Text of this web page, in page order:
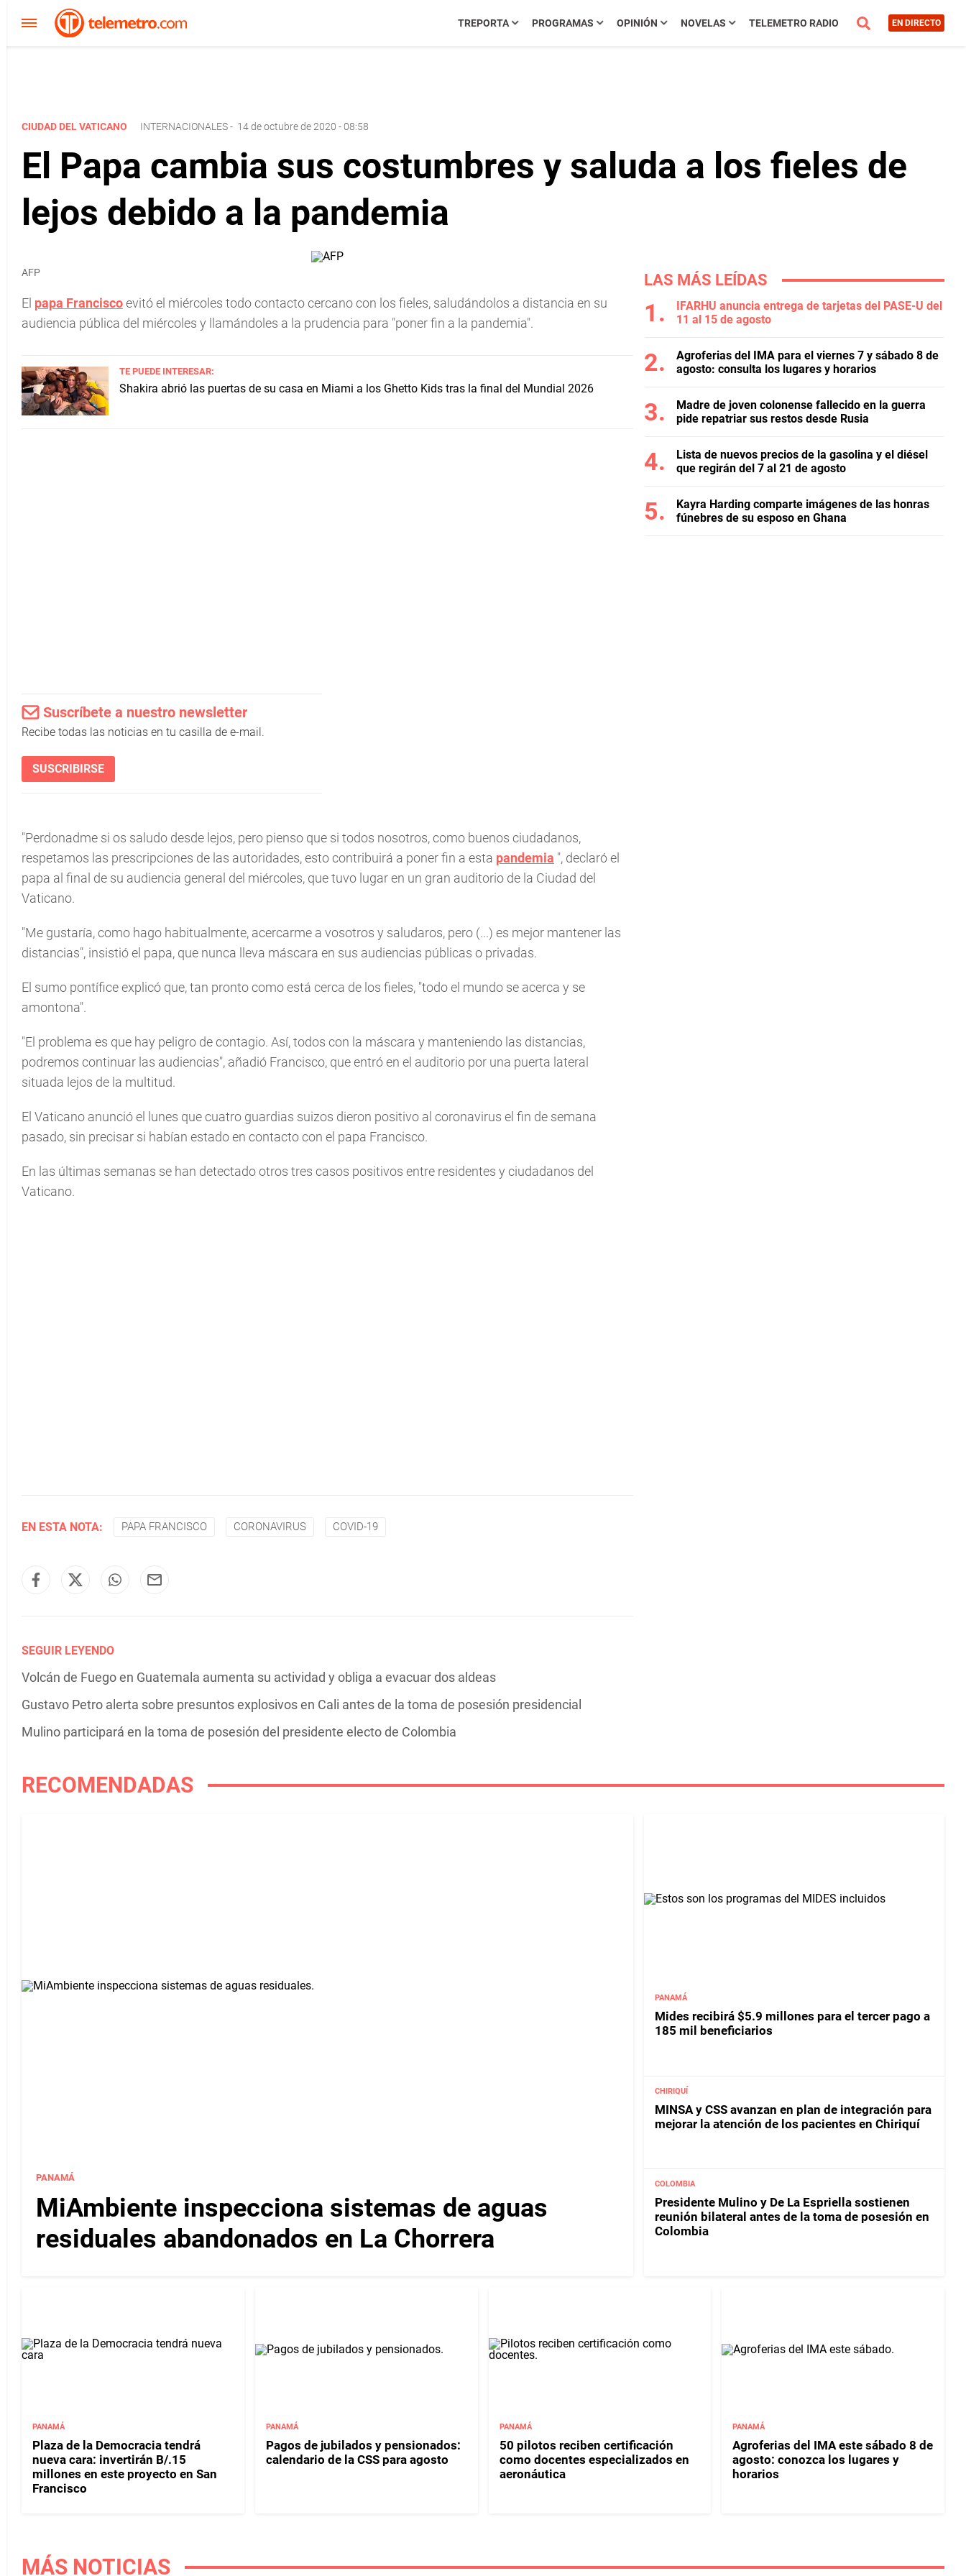
TREPORTA PROGRAMAS OPINIÓN NOVELAS TELEMETRO RADIO EN DIRECTO
CIUDAD DEL VATICANO INTERNACIONALES- 14 de octubre de 2020 - 08:58
El Papa cambia sus costumbres y saluda a los fieles de
lejos debido a la pandemia
AFP
El papa Franciscoevitó el miércoles todo contacto cercano con los fieles, saludándolos a distancia en su
audiencia pública del miércoles y llamándoles a la prudencia para "poner fin a la pandemia".
TE PUEDE INTERESAR:
Shakira abrió las puertas de su casa en Miami a los Ghetto Kids tras la final del Mundial 2026
Suscríbete a nuestro newsletter
Recibe todas las noticias en tu casilla de e-mail.
SUSCRIBIRSE
"Perdonadme si os saludo desde lejos, pero pienso que si todos nosotros, como buenos ciudadanos,
respetamos las prescripciones de las autoridades, esto contribuirá a poner fin a esta pandemia ", declaró el
papa al final de su audiencia general del miércoles, que tuvo lugar en un gran auditorio de la Ciudad del
Vaticano.
"Me gustaría, como hago habitualmente, acercarme a vosotros y saludaros, pero (...) es mejor mantener las
distancias", insistió el papa, que nunca lleva máscara en sus audiencias públicas o privadas.
El sumo pontífice explicó que, tan pronto como está cerca de los fieles, "todo el mundo se acerca y se
amontona".
"El problema es que hay peligro de contagio. Así, todos con la máscara y manteniendo las distancias,
podremos continuar las audiencias", añadió Francisco, que entró en el auditorio por una puerta lateral
situada lejos de la multitud.
El Vaticano anunció el lunes que cuatro guardias suizos dieron positivo al coronavirus el fin de semana
pasado, sin precisar si habían estado en contacto con el papa Francisco.
En las últimas semanas se han detectado otros tres casos positivos entre residentes y ciudadanos del
Vaticano.
EN ESTA NOTA: PAPA FRANCISCO CORONAVIRUS COVID-19
SEGUIR LEYENDO
Volcán de Fuego en Guatemala aumenta su actividad y obliga a evacuar dos aldeas
Gustavo Petro alerta sobre presuntos explosivos en Cali antes de la toma de posesión presidencial
Mulino participará en la toma de posesión del presidente electo de Colombia
LAS MÁS LEÍDAS
IFARHU anuncia entrega de tarjetas del PASE-U del
11 al 15 de agosto
Agroferias del IMA para el viernes 7 y sábado 8 de
agosto: consulta los lugares y horarios
Madre de joven colonense fallecido en la guerra
pide repatriar sus restos desde Rusia
Lista de nuevos precios de la gasolina y el diésel
que regirán del 7 al 21 de agosto
Kayra Harding comparte imágenes de las honras
fúnebres de su esposo en Ghana
RECOMENDADAS
PANAMÁ
MiAmbiente inspecciona sistemas de aguas
residuales abandonados en La Chorrera
PANAMÁ
Mides recibirá $5.9 millones para el tercer pago a
185 mil beneficiarios
CHIRIQUÍ
MINSA y CSS avanzan en plan de integración para
mejorar la atención de los pacientes en Chiriquí
COLOMBIA
Presidente Mulino y De La Espriella sostienen
reunión bilateral antes de la toma de posesión en
Colombia
PANAMÁ
Plaza de la Democracia tendrá
nueva cara: invertirán B/.15
millones en este proyecto en San
Francisco
PANAMÁ
Pagos de jubilados y pensionados:
calendario de la CSS para agosto
PANAMÁ
50 pilotos reciben certificación
como docentes especializados en
aeronáutica
PANAMÁ
Agroferias del IMA este sábado 8 de
agosto: conozca los lugares y
horarios
MÁS NOTICIAS